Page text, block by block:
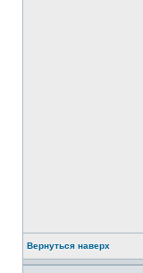
Вернуться наверх